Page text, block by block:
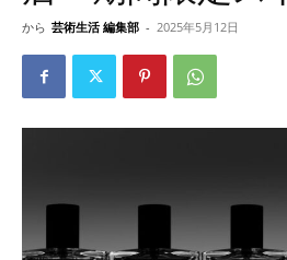
から 芸術生活 編集部 - 2025年5月12日